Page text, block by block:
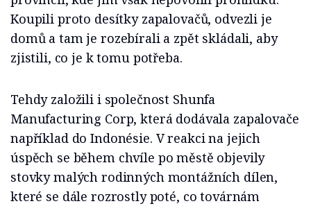
Koupili proto desítky zapalovačů, odvezli je
domů a tam je rozebírali a zpět skládali, aby
zjistili, co je k tomu potřeba.
Tehdy založili i společnost Shunfa
Manufacturing Corp, která dodávala zapalovače
například do Indonésie. V reakci na jejich
úspěch se během chvíle po městě objevily
stovky malých rodinných montážních dílen,
které se dále rozrostly poté, co továrnám